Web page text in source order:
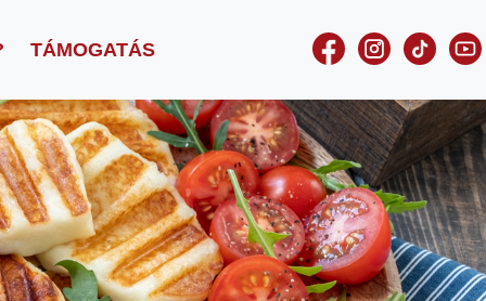
TÁMOGATÁS